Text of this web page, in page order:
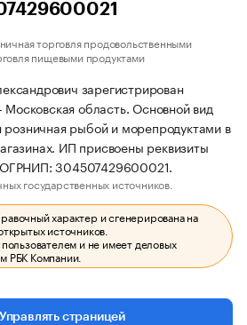
торговля продовольственными
пищевыми продуктами
зарегистрирован
область. Основной вид
розничная рыбой и морепродуктами в
ИП присвоены реквизиты
304507429600021.
государственных источников.
характер и сгенерирована на
источников.
и не имеет деловых
РБК Компании.
Управлять страницей